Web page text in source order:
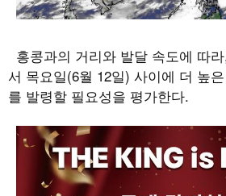
홍콩과의 거리와 발달 속도에 따라
서 목요일(6월 12일) 사이에 더 높
를 발령할 필요성을 평가한다.